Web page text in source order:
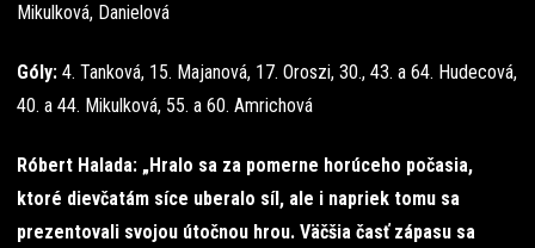
Mikulková, Danielová
Góly: 4. Tanková, 15. Majanová, 17. Oroszi, 30., 43. a 64. Hudecová,
40. a 44. Mikulková, 55. a 60. Amrichová
Róbert Halada: „Hralo sa za pomerne horúceho počasia,
ktoré dievčatám síce uberalo síl, ale i napriek tomu sa
prezentovali svojou útočnou hrou. Väčšia časť zápasu sa